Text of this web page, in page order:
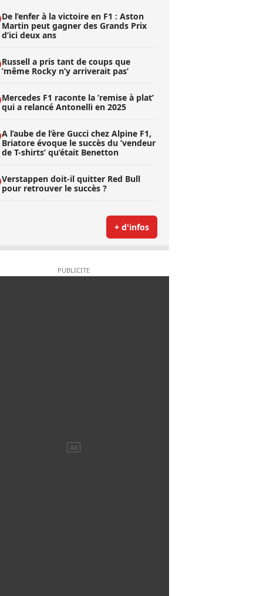
De l’enfer à la victoire en F1 : Aston
Martin peut gagner des Grands Prix
d’ici deux ans
Russell a pris tant de coups que
’même Rocky n’y arriverait pas’
Mercedes F1 raconte la ’remise à plat’
qui a relancé Antonelli en 2025
A l’aube de l’ère Gucci chez Alpine F1,
Briatore évoque le succès du ’vendeur
de T-shirts’ qu’était Benetton
Verstappen doit-il quitter Red Bull
pour retrouver le succès ?
+ d'infos